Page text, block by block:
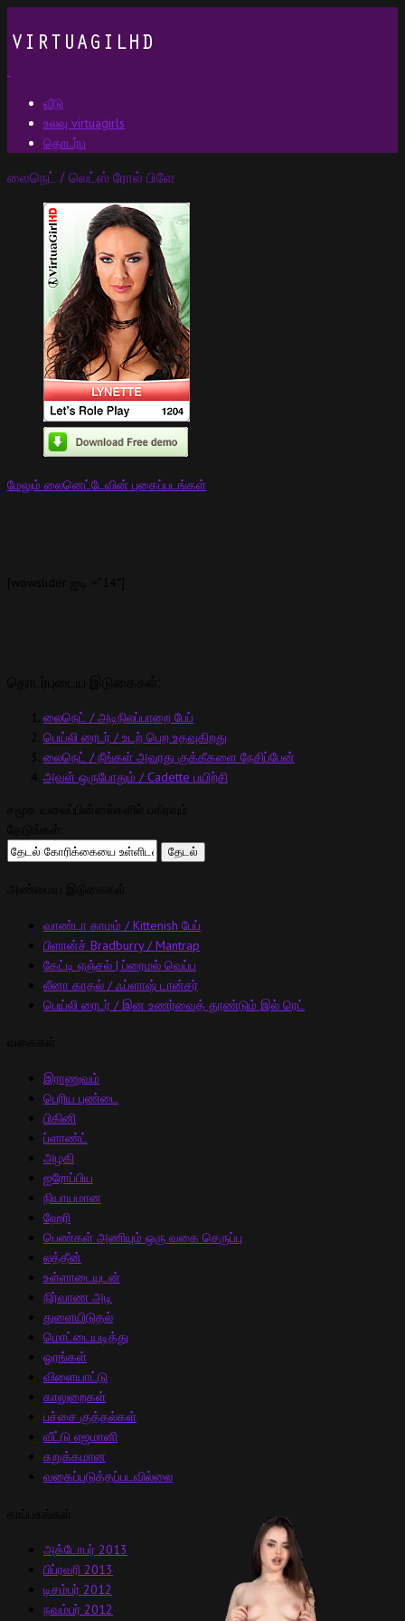
வீடு
உலவு virtuagirls
தொடர்பு
லைநெட் / லெட்ஸ் ரோல் பிளே
மேலும் லைனெட்டேவின் புகைப்படங்கள்
லைநெட் / அடிநிலப்பாறை பேப்
பெய்லி ரைடர் / உடற் பெற உதவுகிறது
லைநெட் / நீங்கள் அவரது குக்கீகளை நேசிப்பேன்
அவள் ஒருபோதும் / Cadette பயிற்சி
வாண்டா காமம் / Kittenish பேப்
பிளான்ச் Bradburry / Mantrap
கேட்டி ஏஞ்சல் | ப்ரைமல் வெப்ப
லீனா காதல் / ஃப்ளாஷ் டான்சர்
பெய்லி ரைடர் / இன உணர்வைத் தூண்டும் இல் ரெட்
இராணுவம்
பெரிய புண்டை
பிகினி
ப்ளாண்ட்
அழகி
ஐரோப்பிய
நியாயமான
ஹேரி
பெண்கள் அணியும் ஒரு வகை செருப்பு
லத்தீன்
உள்ளாடையுடன்
நிர்வாண அடி
துளையிடுதல்
மொட்டையடித்து
ஓரங்கள்
விளையாட்டு
காலுறைகள்
பச்சை குத்தல்கள்
வீட்டு எஜமானி
சுறுக்கமான
வகைப்படுத்தப்படவில்லை
அக்டோபர் 2013
பிப்ரவரி 2013
டிசம்பர் 2012
நவம்பர் 2012